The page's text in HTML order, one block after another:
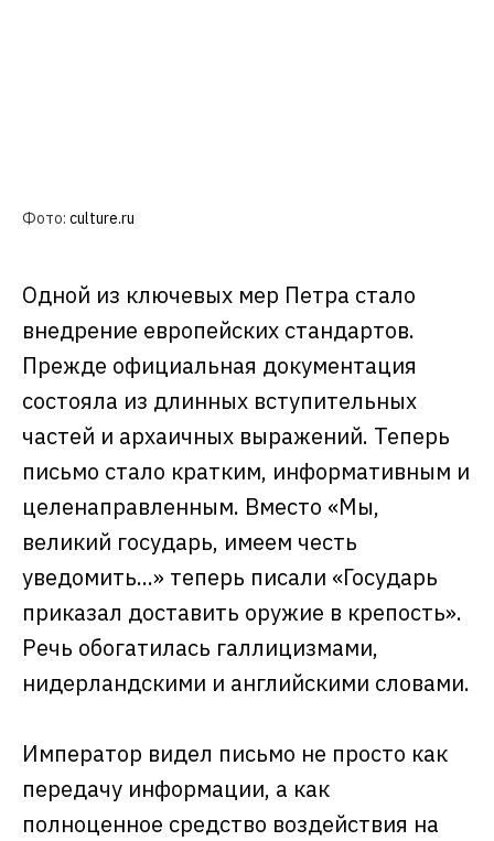
Фото: culture.ru
Одной из ключевых мер Петра стало
внедрение европейских стандартов.
Прежде официальная документация
состояла из длинных вступительных
частей и архаичных выражений. Теперь
письмо стало кратким, информативным и
целенаправленным. Вместо «Мы,
великий государь, имеем честь
уведомить...» теперь писали «Государь
приказал доставить оружие в крепость».
Речь обогатилась галлицизмами,
нидерландскими и английскими словами.
Император видел письмо не просто как
передачу информации, а как
полноценное средство воздействия на